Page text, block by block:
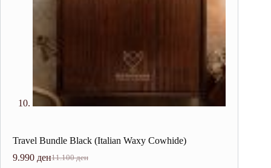
Travel Bundle Black (Italian Waxy Cowhide)
11.100ден
Original
9.990 денCurrent